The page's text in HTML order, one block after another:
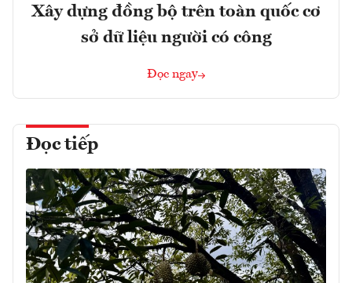
Xây dựng đồng bộ trên toàn quốc cơ
sở dữ liệu người có công
Đọc ngay
Đọc tiếp